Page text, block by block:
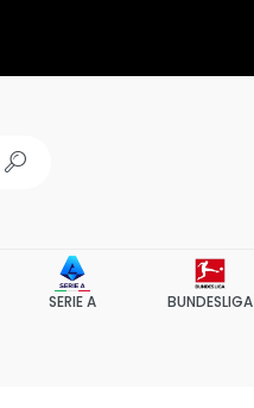
SERIE A BUNDESLIGA